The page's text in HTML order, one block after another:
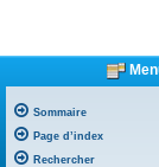
Sommaire
Page d’index
Rechercher